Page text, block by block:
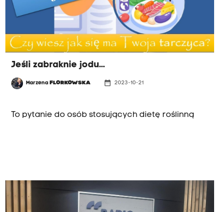
Jeśli zabraknie jodu...
Marzena FLORKOWSKA date_range 2023-10-21
To pytanie do osób stosujących dietę roślinną